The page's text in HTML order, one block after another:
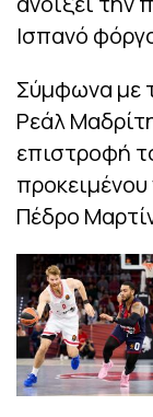
Ισπανό
Σύμφωνα με
Ρεάλ
επιστροφή
Πέδρο